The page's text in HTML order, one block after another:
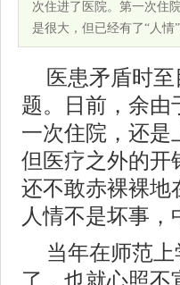
次住进了医院。第一次住
是很大，但已经有了“人
医患矛盾时
题。日前，余由
一次住院，还是
但医疗之外的开
还不敢赤裸裸地
人情不是坏事
当年在师范